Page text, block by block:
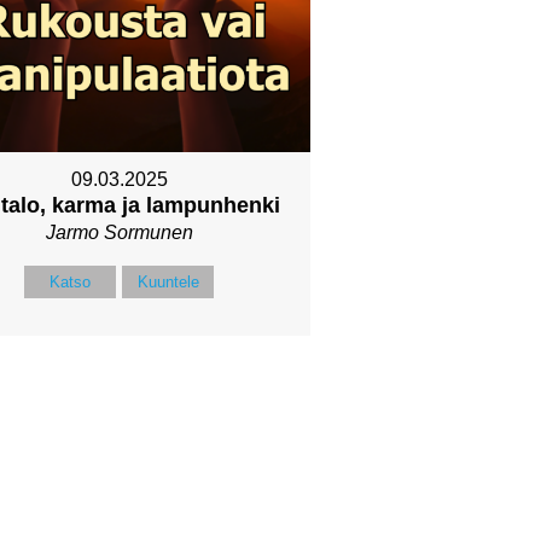
09.03.2025
karma ja lampunhenki
Jarmo Sormunen
Katso Kuuntele